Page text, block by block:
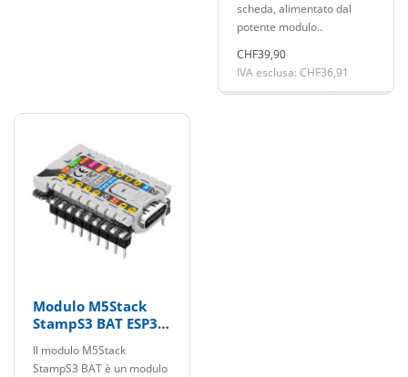
scheda, alimentato dal
potente modulo..
CHF39,90
IVA esclusa: CHF36,91
Modulo M5Stack
StampS3 BAT ESP32-
2.54mm
Il modulo M5Stack
StampS3 BAT è un modulo